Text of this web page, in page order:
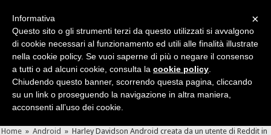
Cerca velocemente news, recensioni, guide, app, giochi ...
Home » Android » Harley Davidson Android creata da un utente di Reddit in
×
Informativa
Questo sito o gli strumenti terzi da questo utilizzati si avvalgono
di cookie necessari al funzionamento ed utili alle finalità illustrate
nella cookie policy. Se vuoi saperne di più o negare il consenso
a tutti o ad alcuni cookie, consulta la cookie policy
Chiudendo questo banner, scorrendo questa pagina, cliccando
su un link o proseguendo la navigazione in altra maniera,
acconsenti all’uso dei cookie.